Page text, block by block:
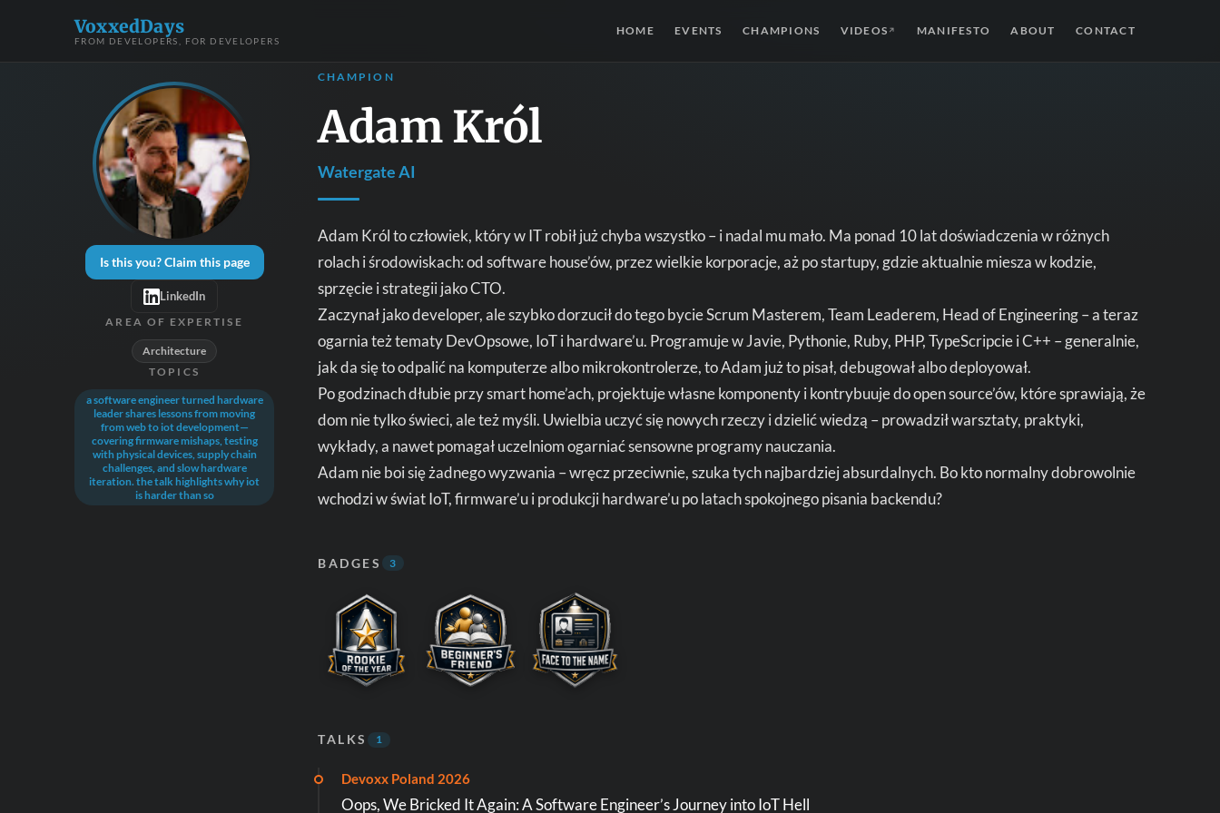
VoxxedDays
FROM DEVELOPERS, FOR DEVELOPERS
HOME EVENTS CHAMPIONS VIDEOS ↗ MANIFESTO ABOUT CONTACT
Is this you? Claim this page
LinkedIn
AREA OF EXPERTISE
Architecture
TOPICS
a software engineer turned hardware
leader shares lessons from moving
from web to iot development—
covering firmware mishaps, testing
with physical devices, supply chain
challenges, and slow hardware
iteration. the talk highlights why iot
is harder than so
CHAMPION
Adam Król
Watergate AI
Adam Król to człowiek, który w IT robił już chyba wszystko – i nadal mu mało. Ma ponad 10 lat doświadczenia w różnych
rolach i środowiskach: od software house’ów, przez wielkie korporacje, aż po startupy, gdzie aktualnie miesza w kodzie,
sprzęcie i strategii jako CTO.
Zaczynał jako developer, ale szybko dorzucił do tego bycie Scrum Masterem, Team Leaderem, Head of Engineering – a teraz
ogarnia też tematy DevOpsowe, IoT i hardware’u. Programuje w Javie, Pythonie, Ruby, PHP, TypeScripcie i C++ – generalnie,
jak da się to odpalić na komputerze albo mikrokontrolerze, to Adam już to pisał, debugował albo deployował.
Po godzinach dłubie przy smart home’ach, projektuje własne komponenty i kontrybuuje do open source’ów, które sprawiają, że
dom nie tylko świeci, ale też myśli. Uwielbia uczyć się nowych rzeczy i dzielić wiedzą – prowadził warsztaty, praktyki,
wykłady, a nawet pomagał uczelniom ogarniać sensowne programy nauczania.
Adam nie boi się żadnego wyzwania – wręcz przeciwnie, szuka tych najbardziej absurdalnych. Bo kto normalny dobrowolnie
wchodzi w świat IoT, firmware’u i produkcji hardware’u po latach spokojnego pisania backendu?
BADGES 3
TALKS 1
Devoxx Poland 2026
Oops, We Bricked It Again: A Software Engineer’s Journey into IoT Hell